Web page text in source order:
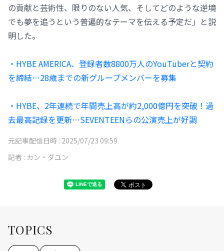
の貢献と芸術性、限りのない人気、そしてどのような逆境
でも夢を追うという普遍的なテーマを伝える予定だ」と説
明した。
・HYBE AMERICA、登録者数8800万人のYouTuberと契約
を締結…28歳までの新グループメンバーを募集
・HYBE、2年連続で年間売上高が約2,000億円を突破！過
去最高記録を更新…SEVENTEENらの公演売上が好調
元記事配信日時 : 2025/07/23 09:59
記者 : カン・ダユン
TOPICS